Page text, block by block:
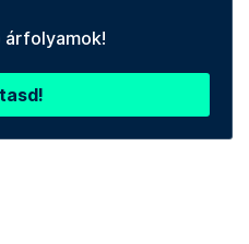
árfolyamok!